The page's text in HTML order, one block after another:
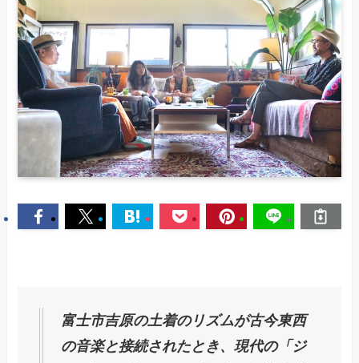
富士市吉原の土着のリズムが古今東西
の音楽と接続されたとき、現代の「ジ